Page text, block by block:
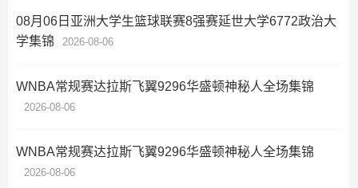
08月06日亚洲大学生篮球联赛8强赛延世大学6772政治大
学集锦
2026-08-06
WNBA常规赛达拉斯飞翼9296华盛顿神秘人全场集锦
2026-08-06
WNBA常规赛达拉斯飞翼9296华盛顿神秘人全场集锦
2026-08-06